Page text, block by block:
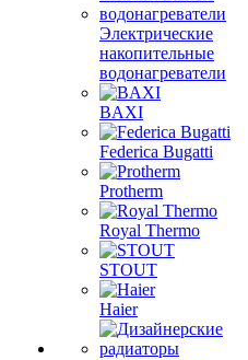
Электрические
накопительные
водонагреватели
BAXI
Federica Bugatti
Protherm
Royal Thermo
STOUT
Haier